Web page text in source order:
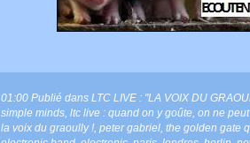
01:00 Publié dans LTC LIVE : "LA VOIX DU
simple minds ltc live : quand on y goûte on ne
la voix du graoully ! peter gabriel the golden gate